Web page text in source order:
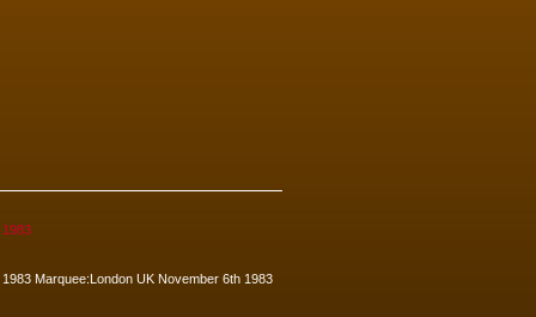
Marquee:London UK November 6th 1983